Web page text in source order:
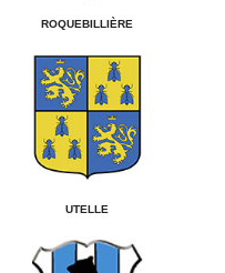
ROQUEBILLIÈRE
UTELLE